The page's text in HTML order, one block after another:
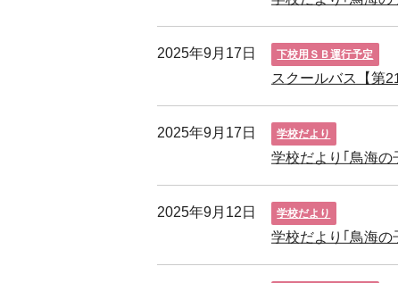
2025年9月17日 下校用ＳＢ運行予定
スクールバス【第
2025年9月17日 学校だより
学校だより｢鳥海
2025年9月12日 学校だより
学校だより｢鳥海